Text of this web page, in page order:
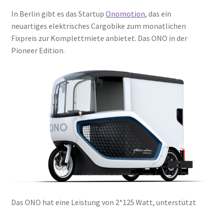
In Berlin gibt es das Startup Onomotion, das ein
neuartiges elektrisches Cargobike zum monatlichen
Fixpreis zur Komplettmiete anbietet. Das ONO in der
Pioneer Edition.
Das ONO hat eine Leistung von 2*125 Watt, unterstützt